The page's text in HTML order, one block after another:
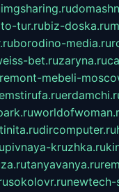
imgsharing.ru
tur.rubiz-doska.ru
borodino-media.ru
bet.ruzaryna.ru
remont-mebeli-
dircomputer.ru
pivnaya-kruzhka.ru
tanyavanya.ru
sokolovr.runewtech-